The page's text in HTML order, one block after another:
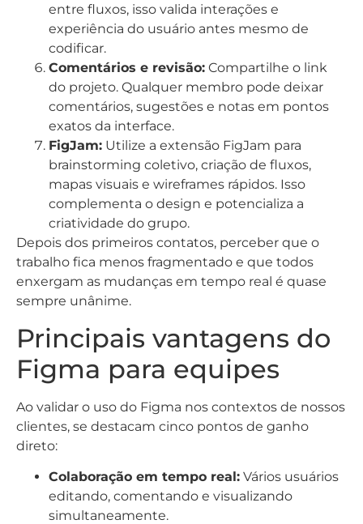
entre fluxos, isso valida interações e
experiência do usuário antes mesmo de
codificar.
Comentários e revisão: Compartilhe o link
do projeto. Qualquer membro pode deixar
comentários, sugestões e notas em pontos
exatos da interface.
FigJam: Utilize a extensão FigJam para
brainstorming coletivo, criação de fluxos,
mapas visuais e wireframes rápidos. Isso
complementa o design e potencializa a
criatividade do grupo.
Depois dos primeiros contatos, perceber que o
trabalho fica menos fragmentado e que todos
enxergam as mudanças em tempo real é quase
sempre unânime.
Principais vantagens do
Figma para equipes
Ao validar o uso do Figma nos contextos de nossos
clientes, se destacam cinco pontos de ganho
direto:
Colaboração em tempo real: Vários usuários
editando, comentando e visualizando
simultaneamente.